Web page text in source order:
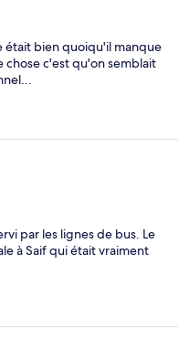
était bien quoiqu'il manque
chose c'est qu'on semblait
par les lignes de bus. Le
à Saif qui était vraiment